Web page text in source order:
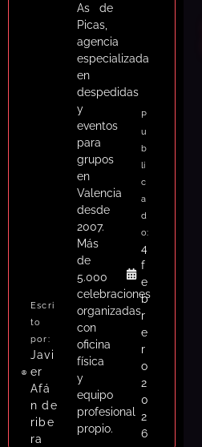
Escri
to
por:
Javi
er
Afá
n de
ribe
ra
As de
Picas,
agencia
especializada
en
despedidas
y
eventos
para
grupos
en
Valencia
desde
2007.
Más
de
5.000
celebraciones
organizadas
con
oficina
física
y
equipo
profesional
propio.
P
u
b
li
c
a
d
o:
4
f
e
b
r
e
r
o
2
0
2
6